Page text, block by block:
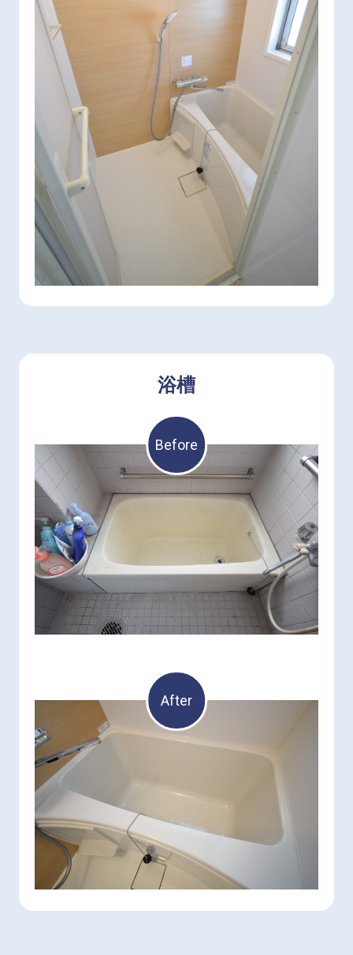
浴槽
Before
After